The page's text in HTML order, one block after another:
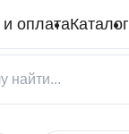
оплатаКаталог